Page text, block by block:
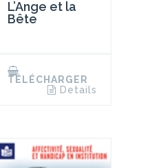
L’Ange et la
Bête
TÉLÉCHARGER
Details